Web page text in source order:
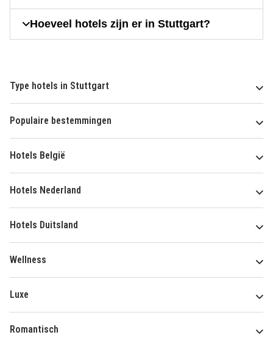
Hoeveel hotels zijn er in Stuttgart?
Type hotels in Stuttgart
Populaire bestemmingen
Hotels België
Hotels Nederland
Hotels Duitsland
Wellness
Luxe
Romantisch